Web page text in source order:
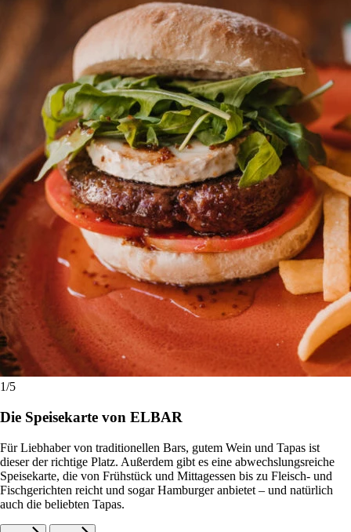
1/5
Die Speisekarte von ELBAR
Für Liebhaber von traditionellen Bars, gutem Wein und Tapas ist
dieser der richtige Platz. Außerdem gibt es eine abwechslungsreiche
Speisekarte, die von Frühstück und Mittagessen bis zu Fleisch- und
Fischgerichten reicht und sogar Hamburger anbietet – und natürlich
auch die beliebten Tapas.